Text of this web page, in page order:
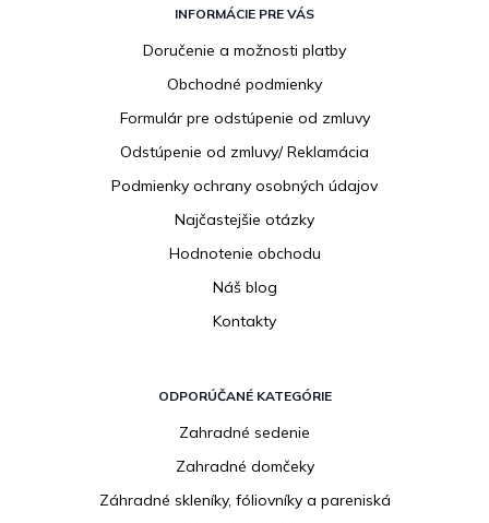
INFORMÁCIE PRE VÁS
Doručenie a možnosti platby
Obchodné podmienky
Formulár pre odstúpenie od zmluvy
Odstúpenie od zmluvy/ Reklamácia
Podmienky ochrany osobných údajov
Najčastejšie otázky
Hodnotenie obchodu
Náš blog
Kontakty
ODPORÚČANÉ KATEGÓRIE
Zahradné sedenie
Zahradné domčeky
Záhradné skleníky, fóliovníky a pareniská